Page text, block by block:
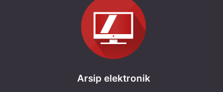
Arsip elektronik